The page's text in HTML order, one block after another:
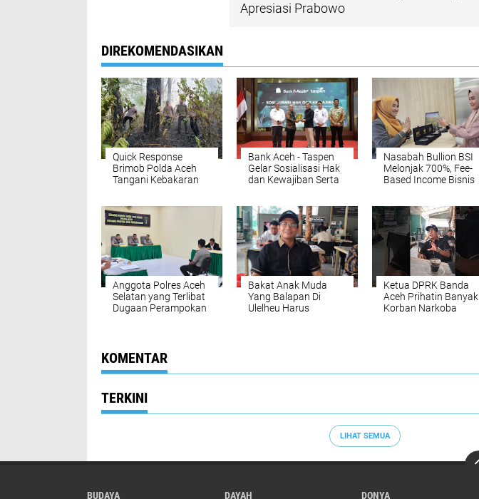
Apresiasi Prabowo
DIREKOMENDASIKAN
Quick Response
Brimob Polda Aceh
Tangani Kebakaran
Bank Aceh - Taspen
Gelar Sosialisasi Hak
dan Kewajiban Serta
Pensiun
Nasabah Bullion BSI
Melonjak 700%, Fee-
Based Income Bisnis
Anggota Polres Aceh
Selatan yang Terlibat
Dugaan Perampokan
Dengan Hormat
Bakat Anak Muda
Yang Balapan Di
Ulelheu Harus
Ketua DPRK Banda
Aceh Prihatin Banyak
Korban Narkoba
KOMENTAR
TERKINI
LIHAT SEMUA
BUDAYA DAYAH DONYA